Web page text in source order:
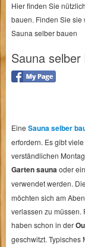
Hier finden Sie
bauen. Finden Sie sie
Sauna selber bauen
Sauna
Eine Sauna selber
erfordern. Es gibt
verständlichen
Garten sauna oder
verwendet werden. Die
möchten sich am
verlassen zu müssen.
haben schon in der
geschwitzt. Typisches